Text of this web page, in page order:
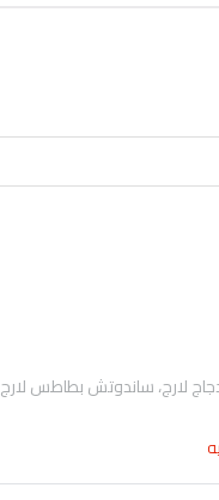
لارج، ساندوتش بطاطس لارج